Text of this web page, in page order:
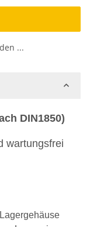
...
DIN1850)
wartungsfrei